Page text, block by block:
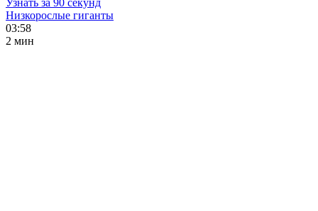
Узнать за 90 секунд
Низкорослые гиганты
03:58
2 мин